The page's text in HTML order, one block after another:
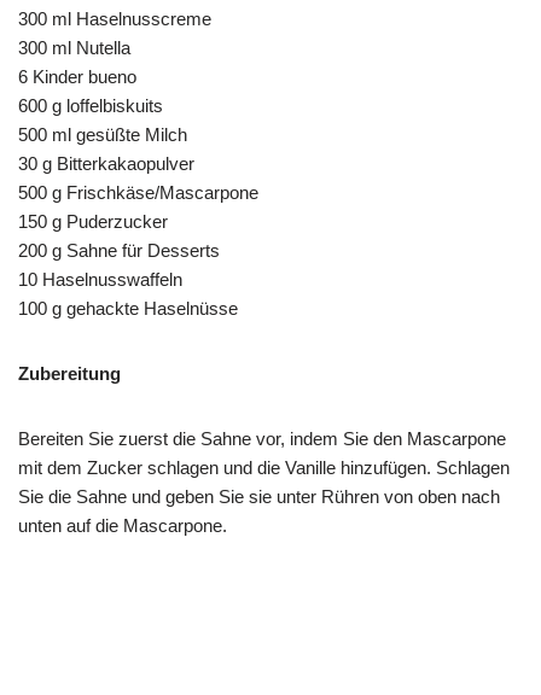
300 ml Haselnusscreme
300 ml Nutella
6 Kinder bueno
600 g loffelbiskuits
500 ml gesüßte Milch
30 g Bitterkakaopulver
500 g Frischkäse/Mascarpone
150 g Puderzucker
200 g Sahne für Desserts
10 Haselnusswaffeln
100 g gehackte Haselnüsse
Zubereitung
Bereiten Sie zuerst die Sahne vor, indem Sie den Mascarpone
mit dem Zucker schlagen und die Vanille hinzufügen. Schlagen
Sie die Sahne und geben Sie sie unter Rühren von oben nach
unten auf die Mascarpone.